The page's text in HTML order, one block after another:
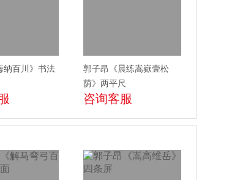
纳百川》书法
郭子昂《晨练嵩嶽壹松
荫》两平尺
咨询客服